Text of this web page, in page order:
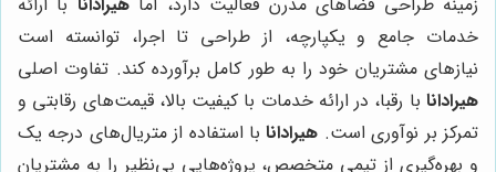
خدمات جامع و یکپارچه، از طراحی تا اجرا، توانسته است
نیازهای مشتریان خود را به طور کامل برآورده کند. تفاوت اصلی
هیرادانا با رقبا، در ارائه خدمات با کیفیت بالا، قیمت‌های رقابتی و
تمرکز بر نوآوری است. هیرادانابا استفاده از متریال‌های درجه یک
و بهره‌گیری از تیمی متخصص، پروژه‌هایی بی‌نظیر را به مشتریان